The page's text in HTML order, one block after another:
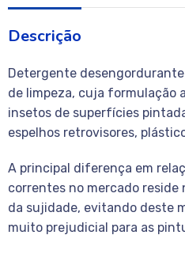
Descrição
Detergente
de limpeza, cuja formulação
insetos de superfícies
espelhos retrovisores,
A principal diferença em
correntes no mercado reside
da sujidade, evitando deste
muito prejudicial para as